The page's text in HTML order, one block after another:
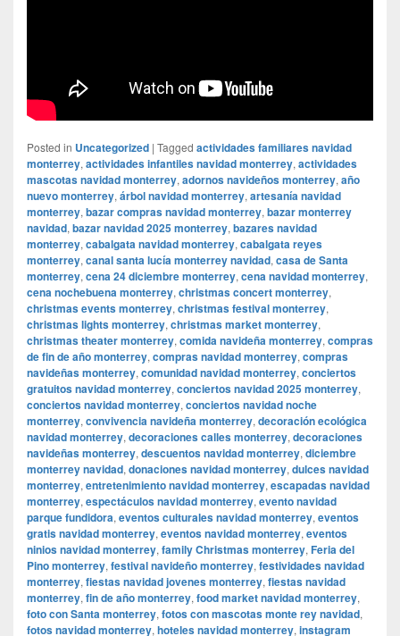
Posted in Uncategorized | Tagged actividades familiares navidad
monterrey, actividades infantiles navidad monterrey, actividades
mascotas navidad monterrey, adornos navideños monterrey, año
nuevo monterrey, árbol navidad monterrey, artesanía navidad
monterrey, bazar compras navidad monterrey, bazar monterrey
navidad, bazar navidad 2025 monterrey, bazares navidad
monterrey, cabalgata navidad monterrey, cabalgata reyes
monterrey, canal santa lucía monterrey navidad, casa de Santa
monterrey, cena 24 diciembre monterrey, cena navidad monterrey,
cena nochebuena monterrey, christmas concert monterrey,
christmas events monterrey, christmas festival monterrey,
christmas lights monterrey, christmas market monterrey,
christmas theater monterrey, comida navideña monterrey, compras
de fin de año monterrey, compras navidad monterrey, compras
navideñas monterrey, comunidad navidad monterrey, conciertos
gratuitos navidad monterrey, conciertos navidad 2025 monterrey,
conciertos navidad monterrey, conciertos navidad noche
monterrey, convivencia navideña monterrey, decoración ecológica
navidad monterrey, decoraciones calles monterrey, decoraciones
navideñas monterrey, descuentos navidad monterrey, diciembre
monterrey navidad, donaciones navidad monterrey, dulces navidad
monterrey, entretenimiento navidad monterrey, escapadas navidad
monterrey, espectáculos navidad monterrey, evento navidad
parque fundidora, eventos culturales navidad monterrey, eventos
gratis navidad monterrey, eventos navidad monterrey, eventos
ninios navidad monterrey, family Christmas monterrey, Feria del
Pino monterrey, festival navideño monterrey, festividades navidad
monterrey, fiestas navidad jovenes monterrey, fiestas navidad
monterrey, fin de año monterrey, food market navidad monterrey,
foto con Santa monterrey, fotos con mascotas monte rey navidad,
fotos navidad monterrey, hoteles navidad monterrey, instagram